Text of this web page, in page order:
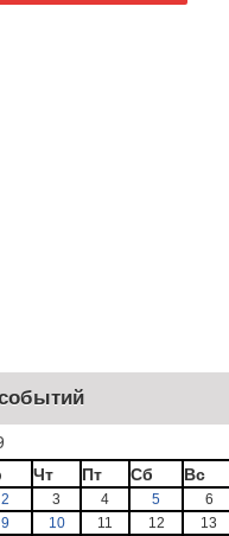
Чт Пт Сб Вс
2 3 4 5
6
9 10 11 12
13